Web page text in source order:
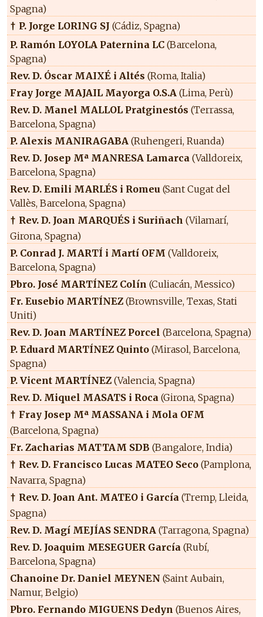
Spagna)
† P. Jorge LORING SJ (Cádiz, Spagna)
P. Ramón LOYOLA Paternina LC (Barcelona,
Spagna)
Rev. D. Óscar MAIXÉ i Altés (Roma, Italia)
Fray Jorge MAJAIL Mayorga O.S.A (Lima, Perù)
Rev. D. Manel MALLOL Pratginestós (Terrassa,
Barcelona, Spagna)
P. Alexis MANIRAGABA (Ruhengeri, Ruanda)
Rev. D. Josep Mª MANRESA Lamarca (Valldoreix,
Barcelona, Spagna)
Rev. D. Emili MARLÉS i Romeu (Sant Cugat del
Vallès, Barcelona, Spagna)
† Rev. D. Joan MARQUÉS i Suriñach (Vilamarí,
Girona, Spagna)
P. Conrad J. MARTÍ i Martí OFM (Valldoreix,
Barcelona, Spagna)
Pbro. José MARTÍNEZ Colín (Culiacán, Messico)
Fr. Eusebio MARTÍNEZ (Brownsville, Texas, Stati
Uniti)
Rev. D. Joan MARTÍNEZ Porcel (Barcelona, Spagna)
P. Eduard MARTÍNEZ Quinto (Mirasol, Barcelona,
Spagna)
P. Vicent MARTÍNEZ (Valencia, Spagna)
Rev. D. Miquel MASATS i Roca (Girona, Spagna)
† Fray Josep Mª MASSANA i Mola OFM
(Barcelona, Spagna)
Fr. Zacharias MATTAM SDB (Bangalore, India)
† Rev. D. Francisco Lucas MATEO Seco (Pamplona,
Navarra, Spagna)
† Rev. D. Joan Ant. MATEO i García (Tremp, Lleida,
Spagna)
Rev. D. Magí MEJÍAS SENDRA (Tarragona, Spagna)
Rev. D. Joaquim MESEGUER García (Rubí,
Barcelona, Spagna)
Chanoine Dr. Daniel MEYNEN (Saint Aubain,
Namur, Belgio)
Pbro. Fernando MIGUENS Dedyn (Buenos Aires,